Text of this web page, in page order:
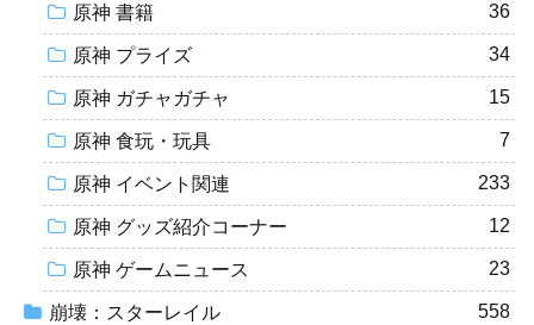
原神 書籍 36
原神 プライズ 34
原神 ガチャガチャ 15
原神 食玩・玩具 7
原神 イベント関連 233
原神 グッズ紹介コーナー 12
原神 ゲームニュース 23
崩壊：スターレイル 558